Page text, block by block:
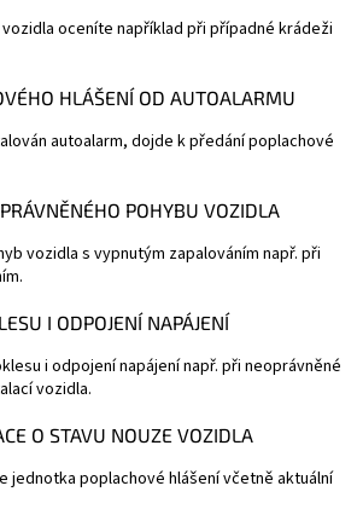
oceníte například při případné krádeži
HLÁŠENÍ OD AUTOALARMU
autoalarm, dojde k předání poplachové
POHYBU VOZIDLA
vozidla s vypnutým zapalováním např. při
I ODPOJENÍ NAPÁJENÍ
i odpojení napájení např. při neoprávněné
vozidla.
O STAVU NOUZE VOZIDLA
jednotka poplachové hlášení včetně aktuální